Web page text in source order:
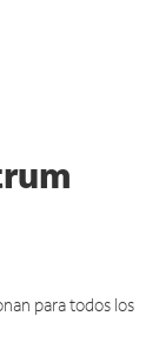
para todos los